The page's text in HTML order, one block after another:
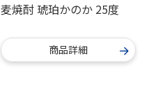
麦焼酎 琥珀かのか 25度
商品詳細